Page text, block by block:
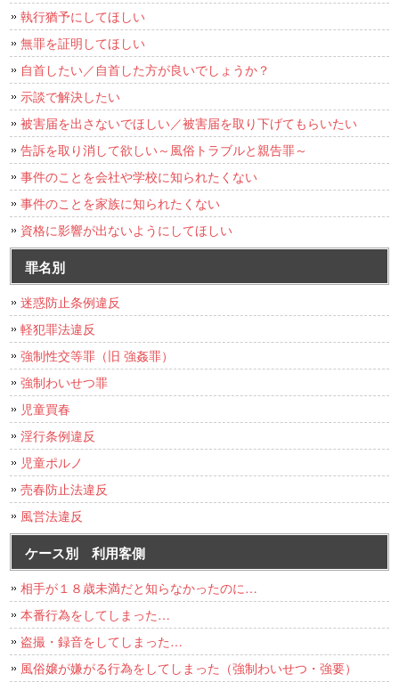
執行猶予にしてほしい
無罪を証明してほしい
自首したい／自首した方が良いでしょうか？
示談で解決したい
被害届を出さないでほしい／被害届を取り下げてもらいたい
告訴を取り消して欲しい～風俗トラブルと親告罪～
事件のことを会社や学校に知られたくない
事件のことを家族に知られたくない
資格に影響が出ないようにしてほしい
罪名別
迷惑防止条例違反
軽犯罪法違反
強制性交等罪（旧 強姦罪）
強制わいせつ罪
児童買春
淫行条例違反
児童ポルノ
売春防止法違反
風営法違反
ケース別 利用客側
相手が１８歳未満だと知らなかったのに…
本番行為をしてしまった…
盗撮・録音をしてしまった…
風俗嬢が嫌がる行為をしてしまった（強制わいせつ・強要）